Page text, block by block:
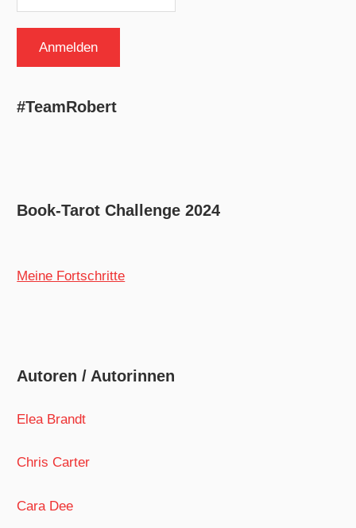
#TeamRobert
Book-Tarot Challenge 2024
Meine Fortschritte
Autoren / Autorinnen
Elea Brandt
Chris Carter
Cara Dee